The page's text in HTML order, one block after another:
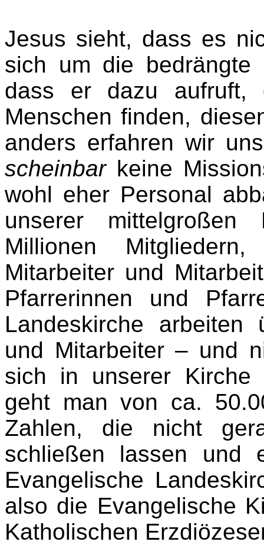
Jesus sieht, dass es
sich um die bedrängte
dass er dazu aufruft,
Menschen finden,
anders erfahren wir
scheinbarkeine
wohl eher Personal
unserer
Millionen
Mitarbeiter und
Pfarrerinnen und
Landeskirche arbeiten
und Mitarbeiter – und
sich in unserer Kirche
geht man von ca.
Zahlen, die nicht
schließen lassen
Evangelische
also die Evangelische
Katholischen